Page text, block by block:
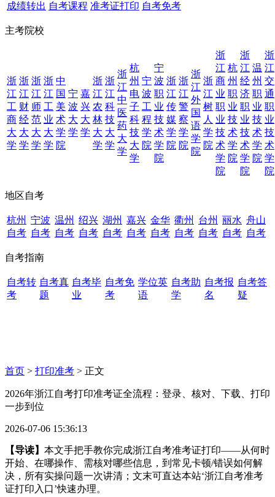
成绩转出 自考课程 准考证打印 自考免考
主考院校
浙
江
工
商
大
学
浙
江
财
经
大
学
浙
江
师
范
大
学
浙
江
工
业
大
学
中
国
美
术
学
院
宁
波
大
学
嘉
兴
大
学
浙
江
农
林
大
学
浙
江
科
技
大
学
浙
江
中
医
药
大
学
杭
州
电
子
科
技
大
学
宁
波
工
程
学
院
宁
波
职
业
技
术
学
院
浙
江
传
媒
学
院
浙
江
警
察
学
院
浙
江
外
国
语
学
院
浙
江
树
人
学
院
浙
江
商
业
职
业
技
术
学
院
杭
州
职
业
技
术
学
院
浙
江
经
济
职
业
技
术
学
院
温
州
职
业
技
术
学
院
浙
江
交
通
职
业
技
术
学
院
地区自考
杭州
自考
宁波
自考
温州
自考
绍兴
自考
湖州
自考
嘉兴
自考
金华
自考
衢州
自考
台州
自考
丽水
自考
舟山
自考
自考指南
自考转
考
自考真
题
自考毕
业
自考免
考
学位英
语
自考助
学
自考报
名
自考答
疑
首页 > 打印准考 > 正文
2026年浙江自考打印准考证全流程：登录、核对、下载、打印
一步到位
2026-07-06 15:36:13
【导读】 本文手把手教你完成浙江自考准考证打印——从何时
开始、在哪操作、需核对哪些信息，到常见卡顿/错误如何解
决，所有实操问题一次讲清；文末可直达本站‘浙江自考准考
证打印入口’快速办理。